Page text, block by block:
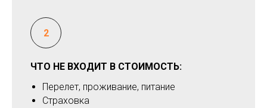
ЧТО НЕ ВХОДИТ В СТОИМОСТЬ:
Перелет, проживание, питание
Страховка